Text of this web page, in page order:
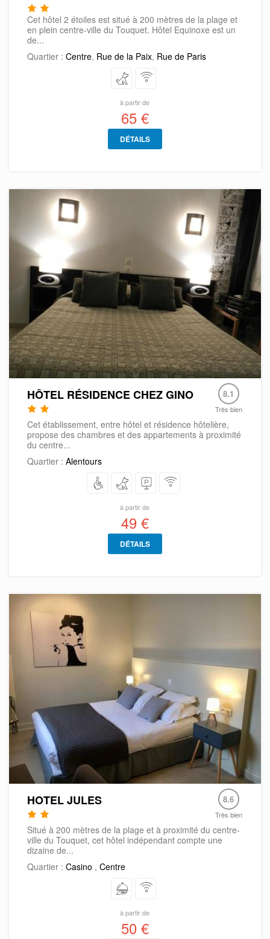
Cet hôtel 2 étoiles est situé à 200 mètres de la plage et
en plein centre-ville du Touquet. Hôtel Equinoxe est un
de...
Quartier : Centre, Rue de la Paix, Rue de Paris
à partir de
65 €
DÉTAILS
HÔTEL RÉSIDENCE CHEZ GINO 8.1
Très bien
Cet établissement, entre hôtel et résidence hôtelière,
propose des chambres et des appartements à proximité
du centre...
Quartier : Alentours
à partir de
49 €
DÉTAILS
HOTEL JULES 8.6
Très bien
Situé à 200 mètres de la plage et à proximité du centre-
ville du Touquet, cet hôtel indépendant compte une
dizaine de...
Quartier : Casino , Centre
à partir de
50 €